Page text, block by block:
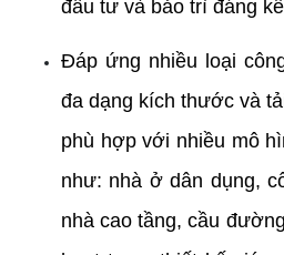
đầu tư và bảo trì đáng
Đáp ứng nhiều loại
đa dạng kích thước và
phù hợp với nhiều mô
như: nhà ở dân dụng,
nhà cao tầng, cầu